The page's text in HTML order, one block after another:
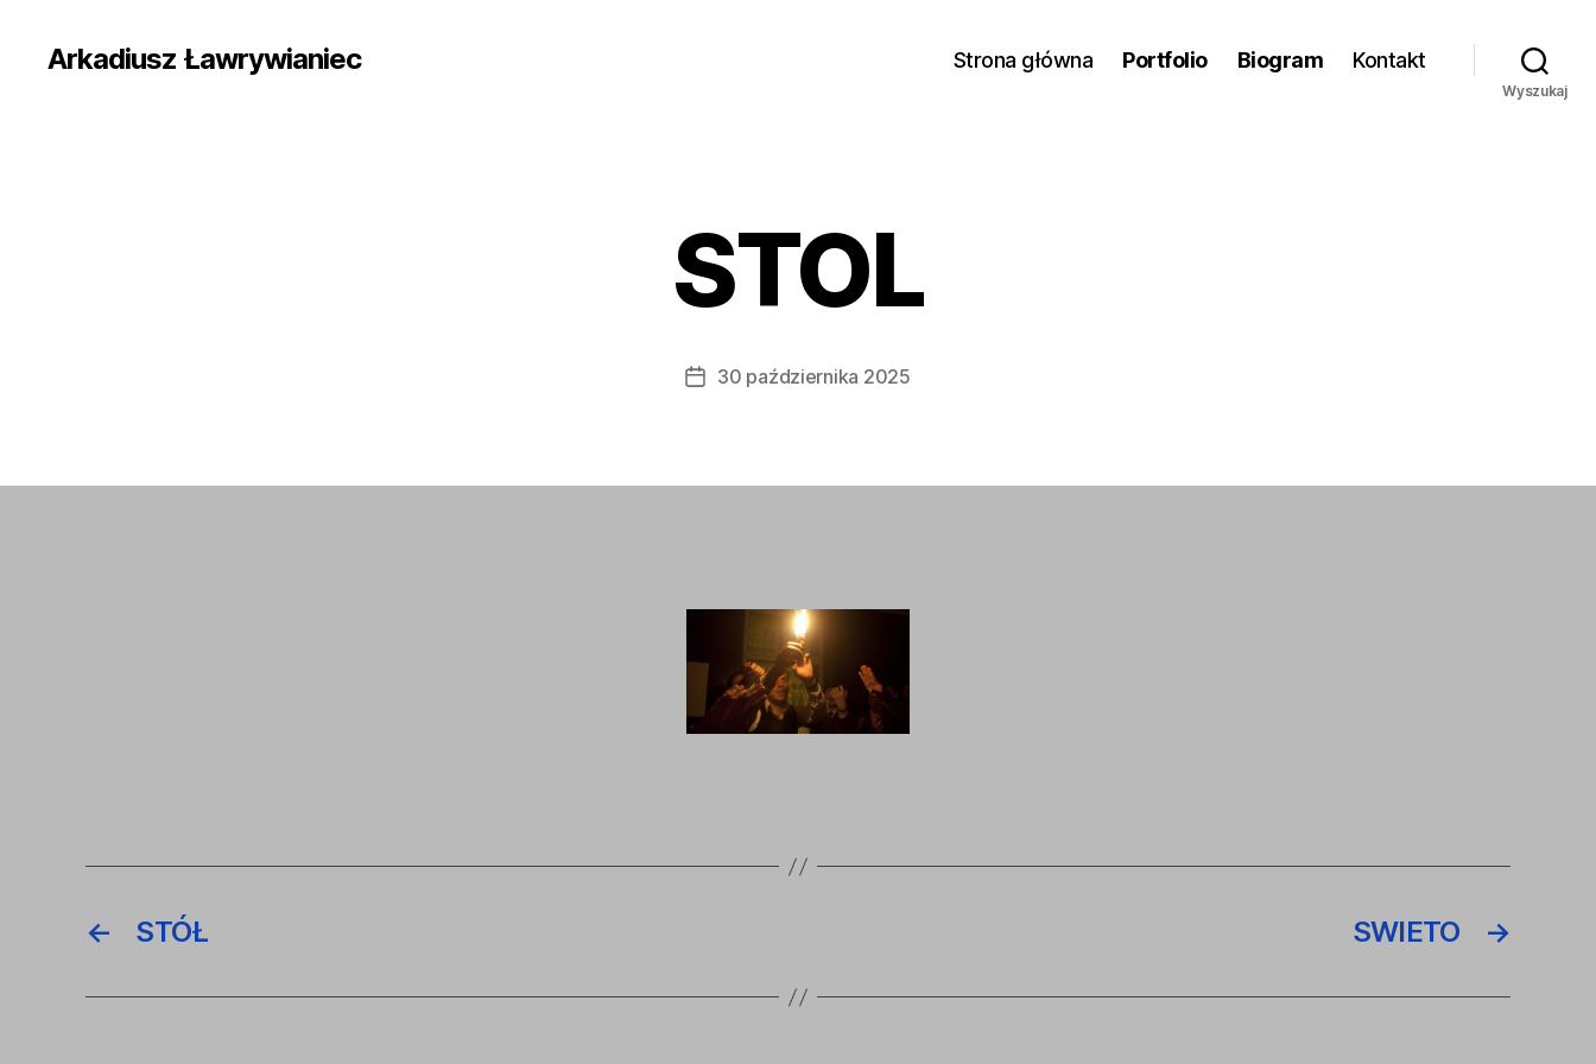
Arkadiusz Ławrywianiec Strona główna Portfolio Biogram Kontakt
Wyszukaj
STOL
Data30 października 2025
← STÓŁ →
SWIETO